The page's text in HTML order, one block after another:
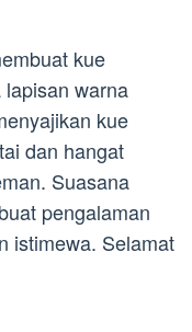
kue
warna
kue
dan hangat
Suasana
pengalaman
istimewa. Selamat